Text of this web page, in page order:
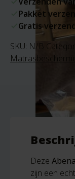
Pakket
Gratis
SKU: N/B
Deze
zijn een